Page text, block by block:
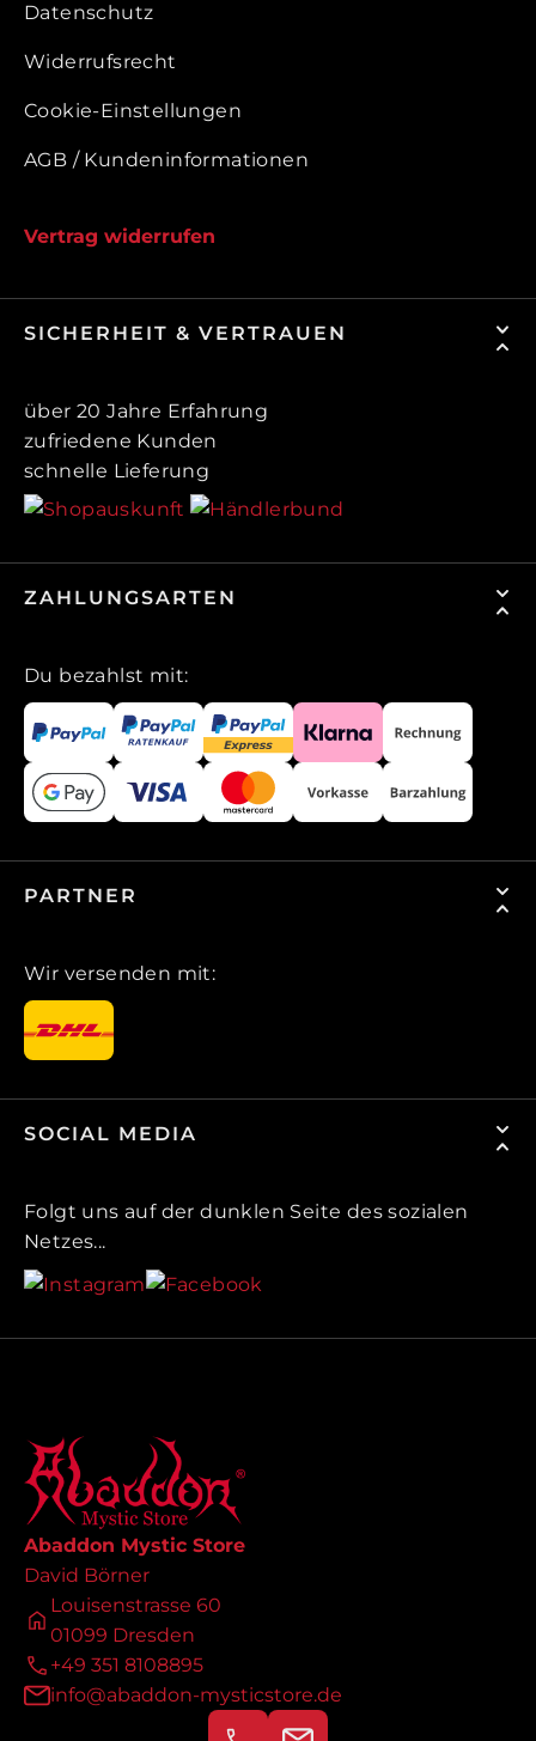
Datenschutz
Widerrufsrecht
Cookie-Einstellungen
AGB / Kundeninformationen
Vertrag widerrufen
SICHERHEIT & VERTRAUEN
über 20 Jahre Erfahrung
zufriedene Kunden
schnelle Lieferung
ZAHLUNGSARTEN
Du bezahlst mit:
PARTNER
Wir versenden mit:
SOCIAL MEDIA
Folgt uns auf der dunklen Seite des sozialen
Netzes...
Abaddon Mystic Store
David Börner
Louisenstrasse 60
01099 Dresden
+49 351 8108895
info@abaddon-mysticstore.de